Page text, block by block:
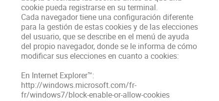
cookie pueda registrarse en su terminal.
Cada navegador tiene una configuración diferente
para la gestión de estas cookies y de las elecciones
del usuario, que se describe en el menú de ayuda
del propio navegador, donde se le informa de cómo
modificar sus elecciones en cuanto a cookies:
En Internet Explorer™:
http://windows.microsoft.com/fr-
fr/windows7/block-enable-or-allow-cookies